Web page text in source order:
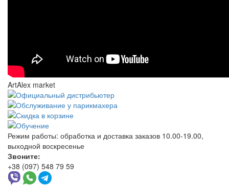
ArtAlex market
Режим работы: обработка и доставка заказов 10.00-19.00,
выходной воскресенье
Звоните:
+38 (097) 548 79 59